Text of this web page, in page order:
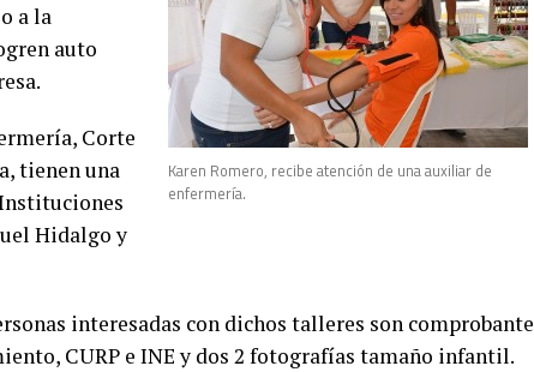
Karen Romero, recibe atención de una auxiliar de
enfermería.
a la
auto
Corte
tienen una
Hidalgo y
interesadas con dichos talleres son comprobante
CURP e INE y dos 2 fotografías tamaño infantil.